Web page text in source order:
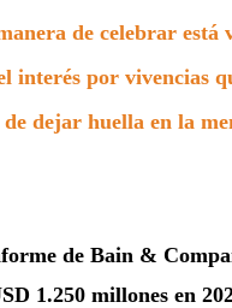
de celebrar
interés por vivencias
dejar huella en la
de Bain &
1.250 millones en